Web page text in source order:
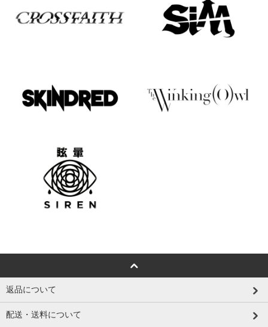
返品について
配送・送料について